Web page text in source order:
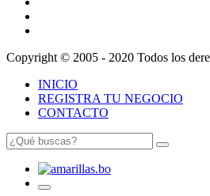
Copyright © 2005 - 2020 Todos los
INICIO
REGISTRA TU NEGOCIO
CONTACTO